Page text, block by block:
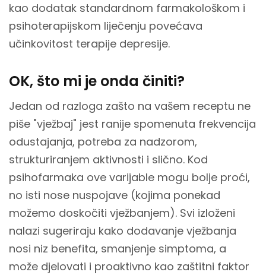
kao dodatak standardnom farmakološkom i
psihoterapijskom liječenju povećava
učinkovitost terapije depresije.
OK, što mi je onda činiti?
Jedan od razloga zašto na vašem receptu ne
piše "vježbaj" jest ranije spomenuta frekvencija
odustajanja, potreba za nadzorom,
strukturiranjem aktivnosti i slično. Kod
psihofarmaka ove varijable mogu bolje proći,
no isti nose nuspojave (kojima ponekad
možemo doskočiti vježbanjem). Svi izloženi
nalazi sugeriraju kako dodavanje vježbanja
nosi niz benefita, smanjenje simptoma, a
može djelovati i proaktivno kao zaštitni faktor